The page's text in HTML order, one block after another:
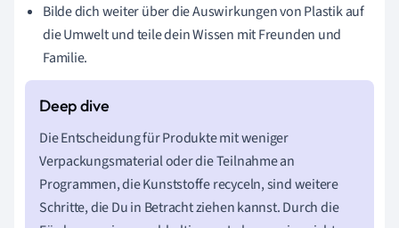
Bilde dich weiter über die Auswirkungen von Plastik auf
die Umwelt und teile dein Wissen mit Freunden und
Familie.
Die Entscheidung für Produkte mit weniger
Verpackungsmaterial oder die Teilnahme an
Programmen, die Kunststoffe recyceln, sind weitere
Schritte, die Du in Betracht ziehen kannst. Durch die